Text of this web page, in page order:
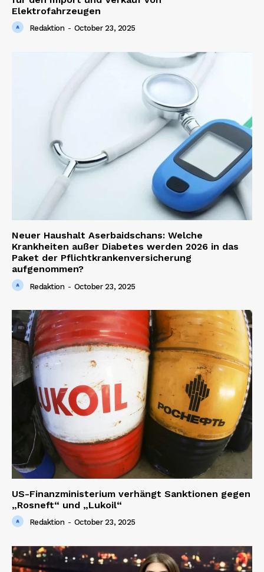
News Week
Magazine PRO
SUBSCRIBE NOW
Company
About us
Contact us
Elektrofahrzeugen
Redaktion - October 23, 2025
Neuer Haushalt Aserbaidschans: Welche
Krankheiten außer Diabetes werden 2026 in das
Paket der Pflichtkrankenversicherung
aufgenommen?
Redaktion - October 23, 2025
US-Finanzministerium verhängt Sanktionen gegen
„Rosneft“ und „Lukoil“
Redaktion - October 23, 2025